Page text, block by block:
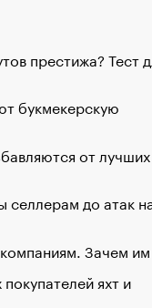
престижа? Тест
букмекерскую
от лучших
селлерам до атак
Зачем
яхт и